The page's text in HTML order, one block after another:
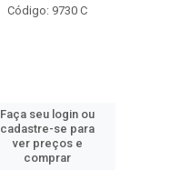
Código: 9730 C
Faça seu login ou
cadastre-se para
ver preços e
comprar